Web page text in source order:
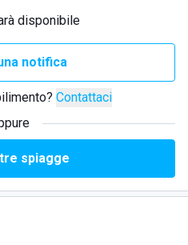
disponibile
notifica
Contattaci
spiagge